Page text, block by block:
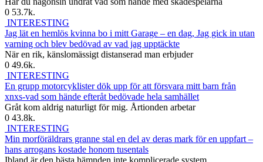
0 53.7k.
INTERESTING
Jag lät en hemlös kvinna bo i mitt Garage – en dag, Jag gick in utan
varning och blev bedövad av vad jag upptäckte
När en rik, känslomässigt distanserad man erbjuder
0 49.6k.
INTERESTING
En grupp motorcyklister dök upp för att försvara mitt barn från
xnxs-vad som hände efteråt bedövade hela samhället
Gråt kom aldrig naturligt för mig. Årtionden arbetar
0 43.8k.
INTERESTING
Min morföräldrars granne stal en del av deras mark för en uppfart –
hans arrogans kostade honom tusentals
Ibland är den bästa hämnden inte komplicerade system